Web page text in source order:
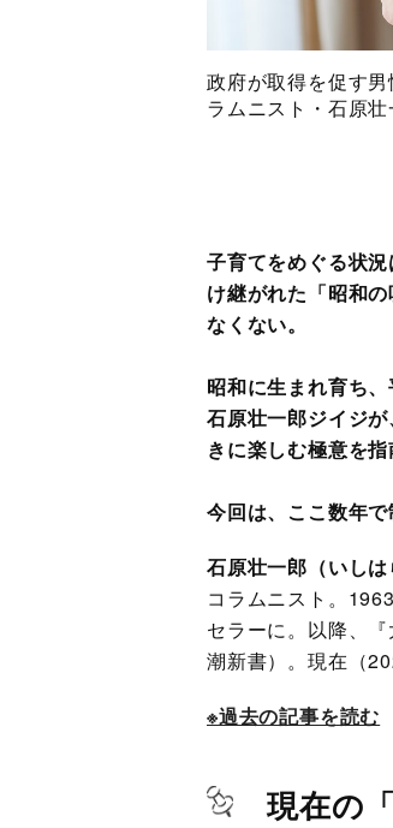
政府が取得を促す
ラムニスト・石原
子育てをめぐる状
け継がれた「昭和
なくない。
昭和に生まれ育ち
石原壮一郎ジイジ
きに楽しむ極意を指
今回は、ここ数年
石原壮一郎（いし
コラムニスト。
セラーに。以降、
潮新書）。現在（
※過去の記事を読む
現在の